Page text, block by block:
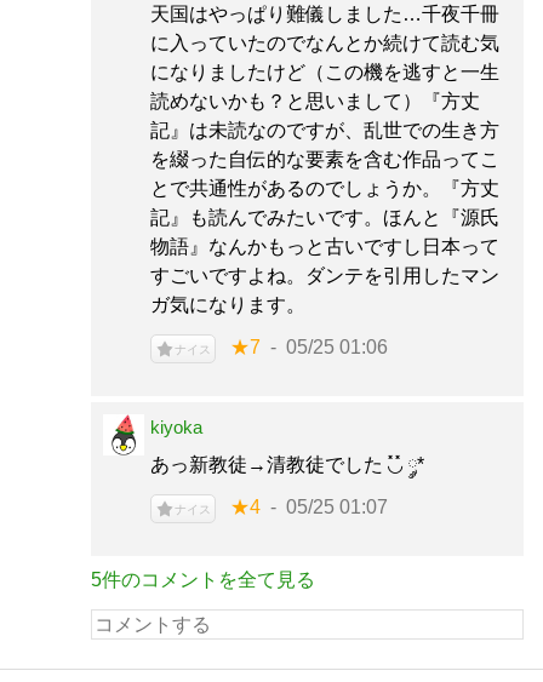
天国はやっぱり難儀しました…千夜千冊
に入っていたのでなんとか続けて読む気
になりましたけど（この機を逃すと一生
読めないかも？と思いまして）『方丈
記』は未読なのですが、乱世での生き方
を綴った自伝的な要素を含む作品ってこ
とで共通性があるのでしょうか。『方丈
記』も読んでみたいです。ほんと『源氏
物語』なんかもっと古いですし日本って
すごいですよね。ダンテを引用したマン
ガ気になります。
ナイス ★7 05/25 01:06
kiyoka
あっ新教徒→清教徒でした ◟̽◞̽ ༘*
ナイス ★4 05/25 01:07
5件のコメントを全て見る